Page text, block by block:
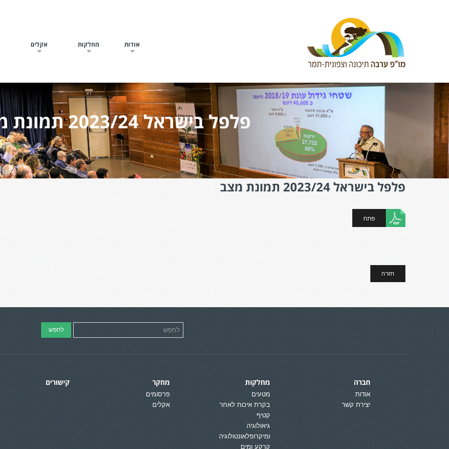
אודות מחלקות אקלים
פלפל בישראל 2023/24 תמונת מצב
פלפל בישראל 2023/24 תמונת מצב
פתח
חזרה
חברה
אודות
יצירת קשר
מחלקות
מטעים
בקרת איכות לאחר
קטיף
גיאולוגיה
ומיקרופלאונטולוגיה
קרקע ומים
מחקר
פרסומים
אקלים
קישורים